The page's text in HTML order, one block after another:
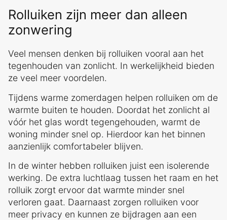
Rolluiken zijn meer dan alleen
zonwering
Veel mensen denken bij rolluiken vooral aan het
tegenhouden van zonlicht. In werkelijkheid bieden
ze veel meer voordelen.
Tijdens warme zomerdagen helpen rolluiken om de
warmte buiten te houden. Doordat het zonlicht al
vóór het glas wordt tegengehouden, warmt de
woning minder snel op. Hierdoor kan het binnen
aanzienlijk comfortabeler blijven.
In de winter hebben rolluiken juist een isolerende
werking. De extra luchtlaag tussen het raam en het
rolluik zorgt ervoor dat warmte minder snel
verloren gaat. Daarnaast zorgen rolluiken voor
meer privacy en kunnen ze bijdragen aan een